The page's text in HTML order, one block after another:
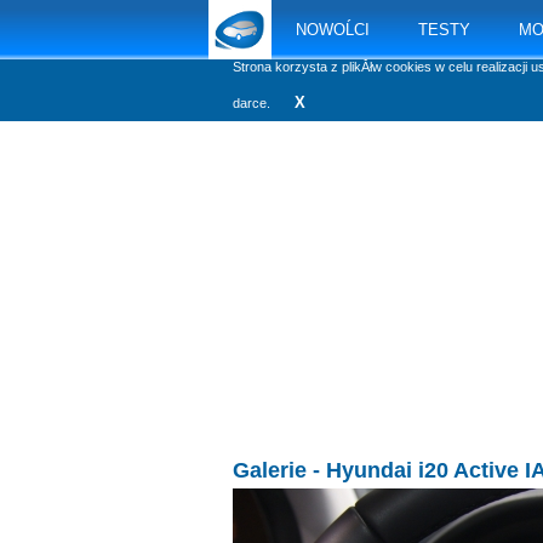
Strona korzysta z plikĂłw cookies w celu realizacji
darce. X
NOWOĹCI TESTY
Galerie - Hyundai i20 Active